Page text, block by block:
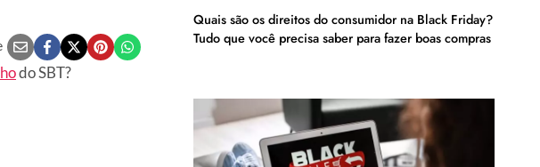
do SBT?
Quais são os direitos do consumidor na Black Friday?
Tudo que você precisa saber para fazer boas compras